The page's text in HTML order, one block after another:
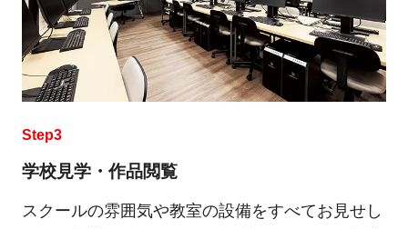
Step3
学校見学・作品閲覧
スクールの雰囲気や教室の設備をすべてお見せし